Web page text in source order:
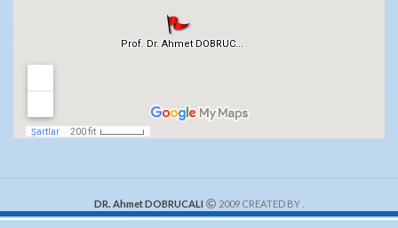
DR. Ahmet DOBRUCALI 2009 CREATED BY